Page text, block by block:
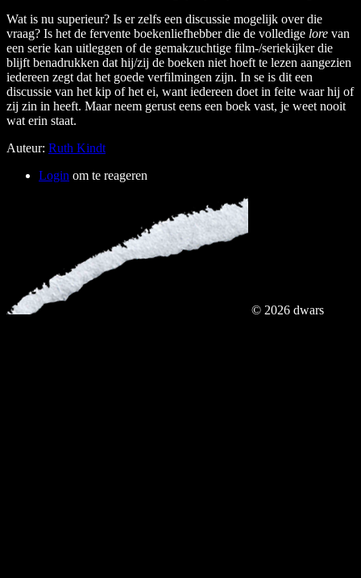
Wat is nu superieur? Is er zelfs een discussie mogelijk over die
vraag? Is het de fervente boekenliefhebber die de volledige lore van
een serie kan uitleggen of de gemakzuchtige film-/seriekijker die
blijft benadrukken dat hij/zij de boeken niet hoeft te lezen aangezien
iedereen zegt dat het goede verfilmingen zijn. In se is dit een
discussie van het kip of het ei, want iedereen doet in feite waar hij of
zij zin in heeft. Maar neem gerust eens een boek vast, je weet nooit
wat erin staat.
Auteur: Ruth Kindt
Login om te reageren
© 2026 dwars